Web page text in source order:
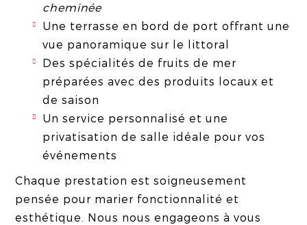
cheminée
Une terrasse en bord de port offrant une
vue panoramique sur le littoral
Des spécialités de fruits de mer
préparées avec des produits locaux et
de saison
Un service personnalisé et une
privatisation de salle idéale pour vos
événements
Chaque prestation est soigneusement
pensée pour marier fonctionnalité et
esthétique. Nous nous engageons à vous